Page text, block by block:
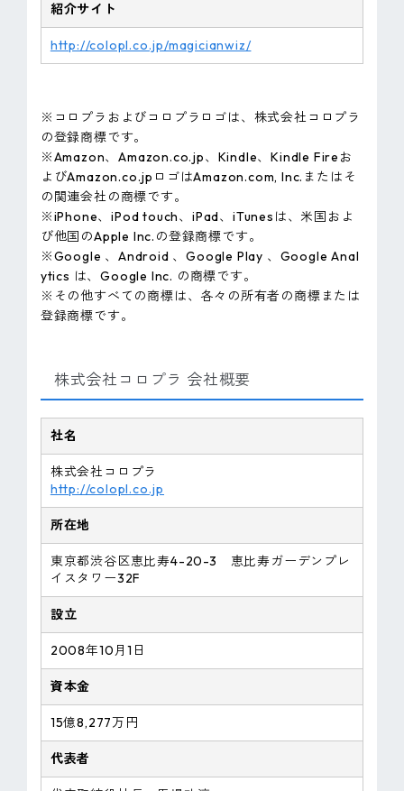
紹介サイト
http://colopl.co.jp/magicianwiz/
※コロプラおよびコロプラロゴは、株式会社コロプラ
の登録商標です。
※Amazon、Amazon.co.jp、Kindle、Kindle Fireお
よびAmazon.co.jpロゴはAmazon.com, Inc.またはそ
の関連会社の商標です。
※iPhone、iPod touch、iPad、iTunesは、米国およ
び他国のApple Inc.の登録商標です。
※Google 、Android 、Google Play 、Google Anal
ytics は、Google Inc. の商標です。
※その他すべての商標は、各々の所有者の商標または
登録商標です。
株式会社コロプラ 会社概要
社名
株式会社コロプラ
http://colopl.co.jp
所在地
東京都渋谷区恵比寿4-20-3 恵比寿ガーデンプレ
イスタワー32F
設立
2008年10月1日
資本金
15億8,277万円
代表者